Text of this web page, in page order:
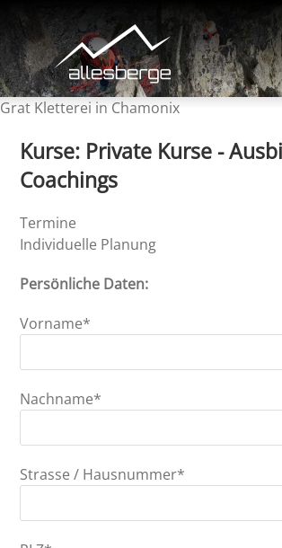
Inhalt
springen
Grat Kletterei in Chamonix
Bitte lasse dieses Feld leer.
Kurse: Private Kurse -
Coachings
Termine
Individuelle Planung
Persönliche Daten:
Vorname*
Nachname*
Strasse / Hausnummer*